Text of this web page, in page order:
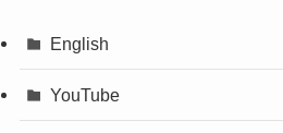
English
YouTube